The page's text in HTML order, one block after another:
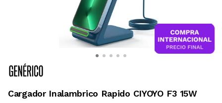
Cargador Inalambrico Rapido CIYOYO F3 15W